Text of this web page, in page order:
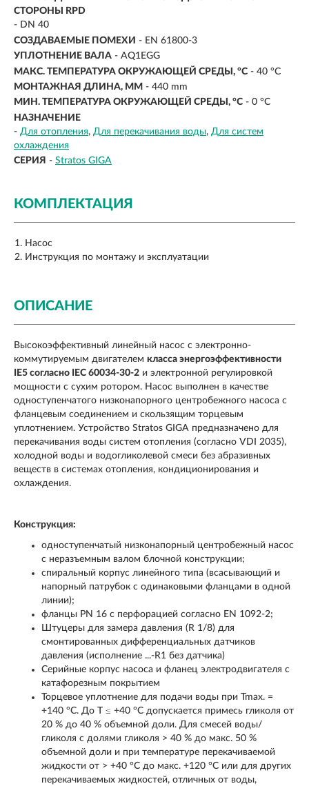
СТОРОНЫ RPD
- DN 40
СОЗДАВАЕМЫЕ ПОМЕХИ - EN 61800-3
УПЛОТНЕНИЕ ВАЛА - AQ1EGG
МАКС. ТЕМПЕРАТУРА ОКРУЖАЮЩЕЙ СРЕДЫ, °C - 40 °C
МОНТАЖНАЯ ДЛИНА, ММ - 440 mm
МИН. ТЕМПЕРАТУРА ОКРУЖАЮЩЕЙ СРЕДЫ, °C - 0 °C
НАЗНАЧЕНИЕ
- Для отопления Для перекачивания воды Для систем
охлаждения
СЕРИЯ - Stratos GIGA
КОМПЛЕКТАЦИЯ
Насос
Инструкция по монтажу и эксплуатации
ОПИСАНИЕ
Высокоэффективный линейный насос с электронно-
коммутируемым двигателем класса энергоэффективности
IE5 согласно IEC 60034-30-2 и электронной регулировкой
мощности с сухим ротором. Насос выполнен в качестве
одноступенчатого низконапорного центробежного насоса с
фланцевым соединением и скользящим торцевым
уплотнением. Устройство Stratos GIGA предназначено для
перекачивания воды систем отопления (согласно VDI 2035),
холодной воды и водогликолевой смеси без абразивных
веществ в системах отопления, кондиционирования и
охлаждения.
Конструкция:
одноступенчатый низконапорный центробежный насос
с неразъемным валом блочной конструкции;
спиральный корпус линейного типа (всасывающий и
напорный патрубок с одинаковыми фланцами в одной
линии);
фланцы PN 16 с перфорацией согласно EN 1092-2;
Штуцеры для замера давления (R 1/8) для
смонтированных дифференциальных датчиков
давления (исполнение ...-R1 без датчика)
Серийные корпус насоса и фланец электродвигателя с
катафорезным покрытием
Торцевое уплотнение для подачи воды при Tmax. =
+140 °C. До T ≤ +40 °C допускается примесь гликоля от
20 % до 40 % объемной доли. Для смесей воды/
гликоля с долями гликоля > 40 % до макс. 50 %
объемной доли и при температуре перекачиваемой
жидкости от > +40 °C до макс. +120 °C или для других
перекачиваемых жидкостей, отличных от воды,